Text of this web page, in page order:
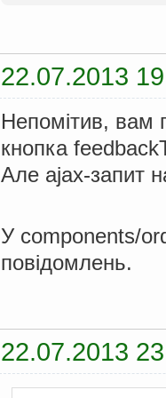
return
});
22.07.2013
Непомітив, вам
кнопка
Але ajax-запит
У components/
повідомлень.
22.07.2013